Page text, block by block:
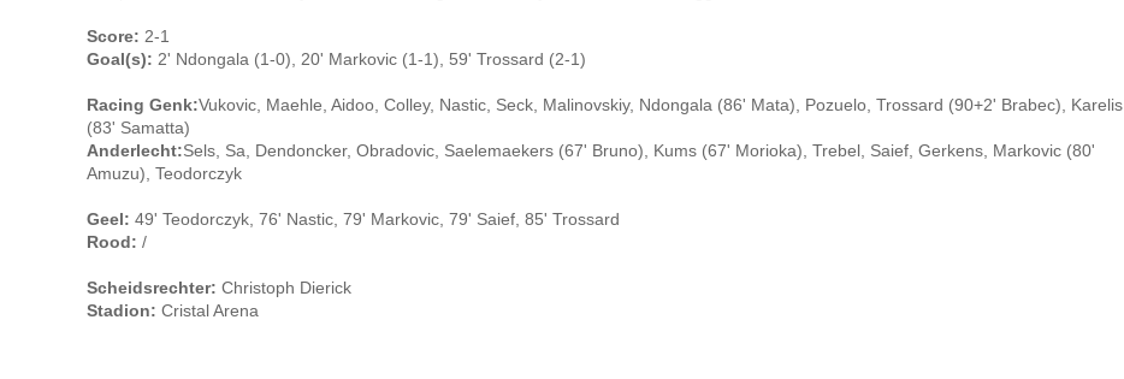
Score: 2-1
Goal(s): 2' Ndongala (1-0), 20' Markovic (1-1), 59' Trossard (2-1)
Racing Genk:Vukovic, Maehle, Aidoo, Colley, Nastic, Seck, Malinovskiy, Ndongala (86' Mata), Pozuelo, Trossard (90+2' Brabec), Karelis
(83' Samatta)
Anderlecht:Sels, Sa, Dendoncker, Obradovic, Saelemaekers (67' Bruno), Kums (67' Morioka), Trebel, Saief, Gerkens, Markovic (80'
Amuzu), Teodorczyk
Geel: 49' Teodorczyk, 76' Nastic, 79' Markovic, 79' Saief, 85' Trossard
Rood: /
Scheidsrechter: Christoph Dierick
Stadion: Cristal Arena